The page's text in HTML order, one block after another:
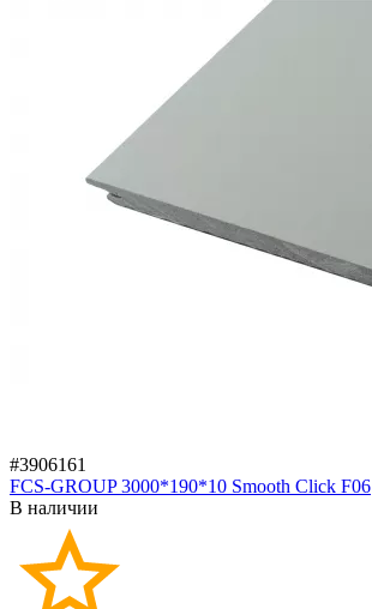
#3906161
FCS-GROUP 3000*190*10 Smooth Click F06
В наличии